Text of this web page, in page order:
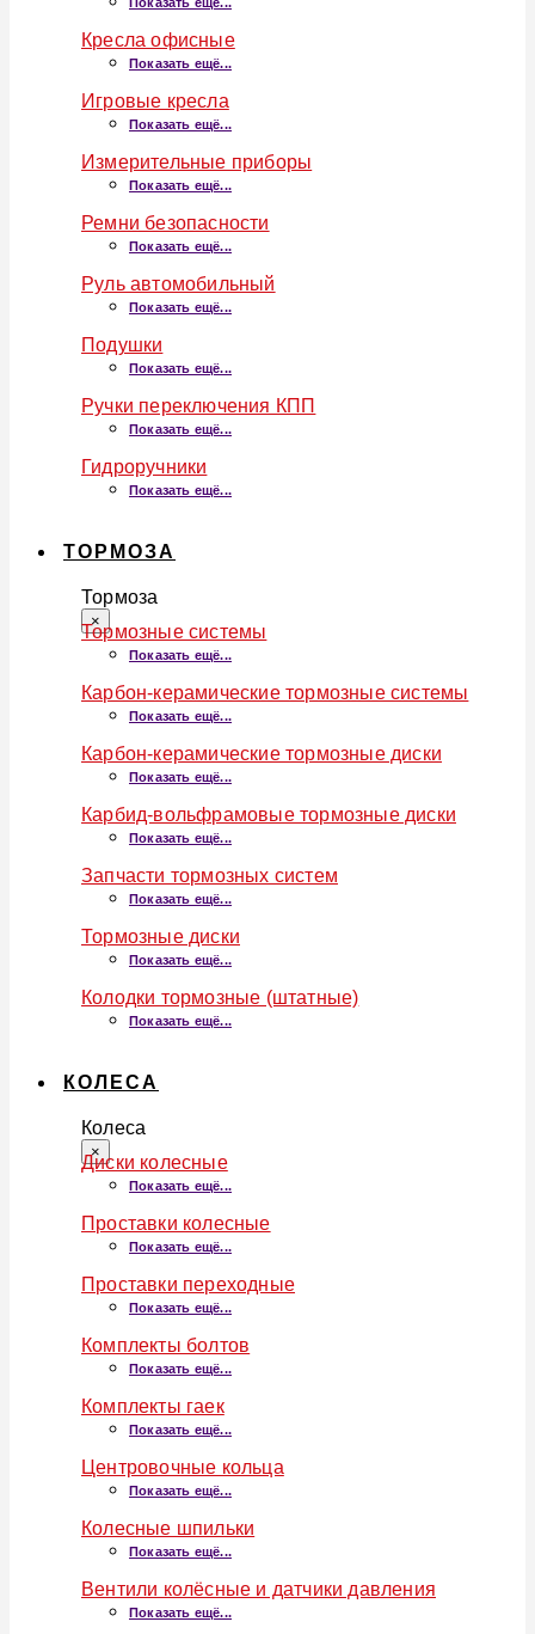
Кресла офисные
Показать ещё...
Игровые кресла
Показать ещё...
Измерительные приборы
Показать ещё...
Ремни безопасности
Показать ещё...
Руль автомобильный
Показать ещё...
Подушки
Показать ещё...
Ручки переключения КПП
Показать ещё...
Гидроручники
Показать ещё...
ТОРМОЗА
Тормоза
×
Тормозные системы
Показать ещё...
Карбон-керамические тормозные системы
Показать ещё...
Карбон-керамические тормозные диски
Показать ещё...
Карбид-вольфрамовые тормозные диски
Показать ещё...
Запчасти тормозных систем
Показать ещё...
Тормозные диски
Показать ещё...
Колодки тормозные (штатные)
Показать ещё...
КОЛЕСА
Колеса
×
Диски колесные
Показать ещё...
Проставки колесные
Показать ещё...
Проставки переходные
Показать ещё...
Комплекты болтов
Показать ещё...
Комплекты гаек
Показать ещё...
Центровочные кольца
Показать ещё...
Колесные шпильки
Показать ещё...
Вентили колёсные и датчики давления
Показать ещё...